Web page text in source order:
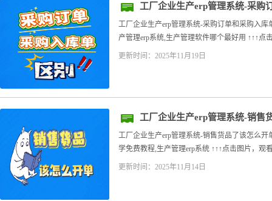
工厂企业生产erp管理系统-采购
工厂企业生产erp管理系统-采购订单和采购入
产管理erp系统,生产管理软件哪个最好用 ↑↑↑点
更新时间：2025年11月19日
工厂企业生产erp管理系统-销售
工厂企业生产erp管理系统-销售货品了该怎么
学免费教程,生产管理erp系统 ↑↑↑点击图片，
更新时间：2025年11月14日